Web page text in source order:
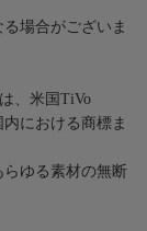
場合がございま
、米国TiVo
における商標ま
らゆる素材の無断